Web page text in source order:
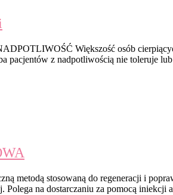
Większość osób
pacjentów z nadpotliwością nie toleruje
metodą stosowaną do regeneracji i
Polega na dostarczaniu za pomocą